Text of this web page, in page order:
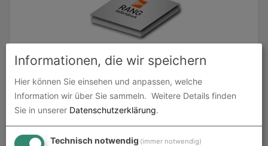
Weichschaumplatte, 10 mm
zum Artikel
Informationen, die wir speichern
Hier können Sie einsehen und anpassen, welche
Information wir über Sie sammeln. Weitere Details finden
Sie in unserer Datenschutzerklärung.
Technisch notwendig (immer notwendig)